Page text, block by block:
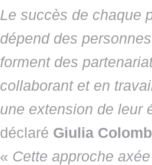
Le succès de chaque
dépend des
forment des
collaborant et en
une extension de leur
déclaré Giulia
« Cette approche